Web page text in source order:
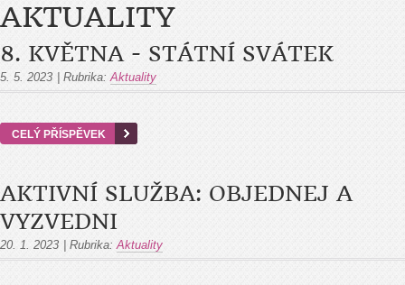
AKTUALITY
8. KVĚTNA - STÁTNÍ SVÁTEK
5. 5. 2023 Rubrika: Aktuality
CELÝ PŘÍSPĚVEK
AKTIVNÍ SLUŽBA: OBJEDNEJ A
VYZVEDNI
20. 1. 2023 Rubrika: Aktuality